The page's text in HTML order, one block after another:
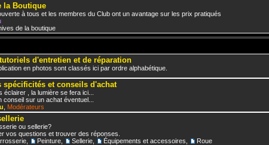
la Boutique
à tous et les membres du Club ont un avantage sur les prix pratiqués
de la boutique
d'entretien et de réparation
en photos sont classés ici par ordre alphabétique.
spécificités et conseils d'achat
éclairer , la lumière se fera ici...
sur un achat éventuel...
Modérateurs
ou sellerie?
vos questions et trouver des réponses.
Peinture Sellerie Équipements et accessoires Roue